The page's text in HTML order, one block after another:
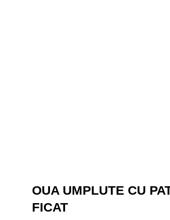
OUA UMPLUTE CU
FICAT